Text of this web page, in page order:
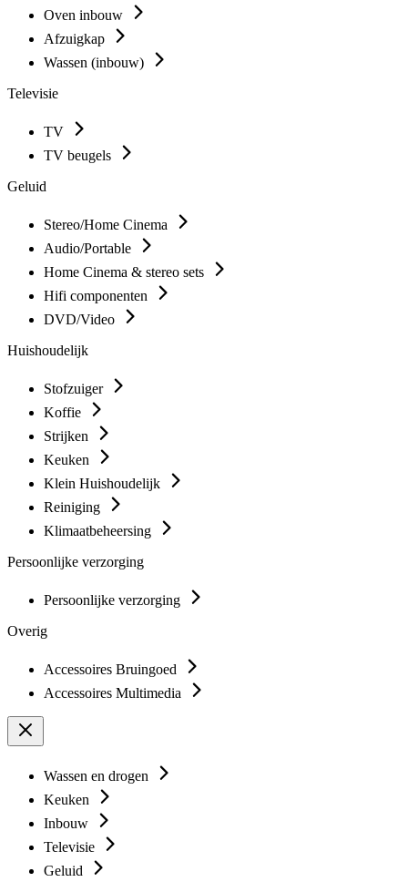
Oven inbouw
Afzuigkap
Wassen (inbouw)
Televisie
TV
TV beugels
Geluid
Stereo/Home Cinema
Audio/Portable
Home Cinema & stereo sets
Hifi componenten
DVD/Video
Huishoudelijk
Stofzuiger
Koffie
Strijken
Keuken
Klein Huishoudelijk
Reiniging
Klimaatbeheersing
Persoonlijke verzorging
Persoonlijke verzorging
Overig
Accessoires Bruingoed
Accessoires Multimedia
Wassen en drogen
Keuken
Inbouw
Televisie
Geluid